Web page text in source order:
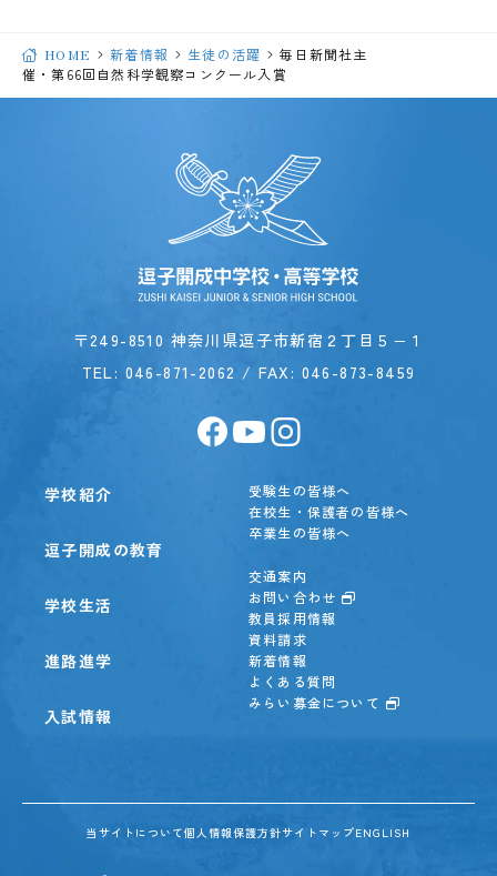
HOME 新着情報 生徒の活躍
毎日新聞社主
催・第66回自然科学観察コンクール入賞
〒249-8510 神奈川県逗子市新宿２丁目５−１
TEL: 046-871-2062 / FAX: 046-873-8459
受験生の皆様へ
在校生・保護者の皆様へ
卒業生の皆様へ
交通案内
お問い合わせ
教員採用情報
資料請求
新着情報
よくある質問
みらい募金について
学校紹介
逗子開成の教育
学校生活
進路進学
入試情報
当サイトについて個人情報保護方針サイトマップENGLISH